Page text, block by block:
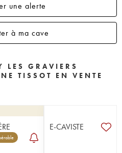
une alerte
à ma cave
LES GRAVIERS
TISSOT EN VENTE
E-CAVISTE